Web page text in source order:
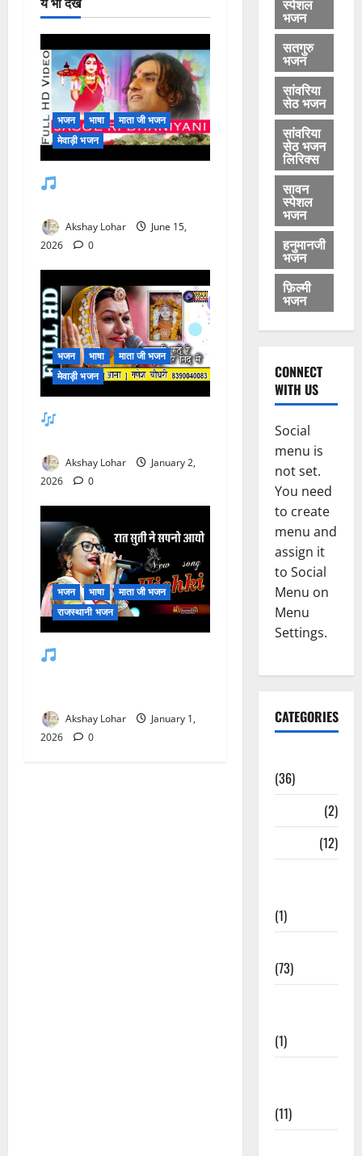
भजन भाषा
माता जी भजन
मेवाड़ी भजन
Akshay Lohar
June 15,
2026
0
भजन भाषा
माता जी भजन
मेवाड़ी भजन
Akshay Lohar
January 2,
2026
0
भजन भाषा
माता जी भजन
राजस्थानी भजन
Akshay Lohar
January 1,
2026
0
भजन
सतगुरु
भजन
सांवरिया
सेठ भजन
सांवरिया
सेठ भजन
लिरिक्स
सावन
स्पेशल
भजन
हनुमानजी
भजन
फ़िल्मी
भजन
CONNECT
WITH US
Social
menu is
not set.
You need
to create
menu and
assign it
to Social
Menu on
Menu
Settings.
CATEGORIES
(36)
(2)
(12)
(1)
(73)
(1)
(11)